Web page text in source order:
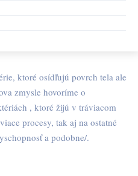
ktoré osídľujú povrch tela ale
zmysle hovoríme o
, ktoré žijú v tráviacom
procesy, tak aj na ostatné
a podobne/.